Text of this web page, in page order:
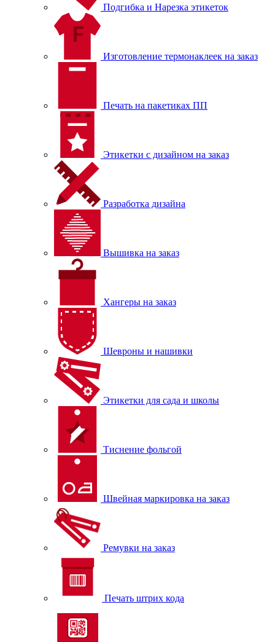
Подгибка и Нарезка этикеток
Изготовление термонаклеек на заказ
Печать на пакетиках ПП
Этикетки с дизайном на заказ
Разработка дизайна
Вышивка на заказ
Хангеры на заказ
Шевроны и нашивки
Этикетки для сада и школы
Тиснение фольгой
Швейная маркировка на заказ
Ремувки на заказ
Печать штрих кода